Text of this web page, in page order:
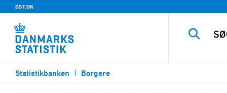
DST.DK
Statistikbanken Borgere